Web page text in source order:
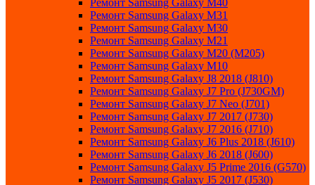
Ремонт Samsung Galaxy M40
Ремонт Samsung Galaxy M31
Ремонт Samsung Galaxy M30
Ремонт Samsung Galaxy M21
Ремонт Samsung Galaxy M20 (M205)
Ремонт Samsung Galaxy M10
Ремонт Samsung Galaxy J8 2018 (J810)
Ремонт Samsung Galaxy J7 Pro (J730GM)
Ремонт Samsung Galaxy J7 Neo (J701)
Ремонт Samsung Galaxy J7 2017 (J730)
Ремонт Samsung Galaxy J7 2016 (J710)
Ремонт Samsung Galaxy J6 Plus 2018 (J610)
Ремонт Samsung Galaxy J6 2018 (J600)
Ремонт Samsung Galaxy J5 Prime 2016 (G570)
Ремонт Samsung Galaxy J5 2017 (J530)